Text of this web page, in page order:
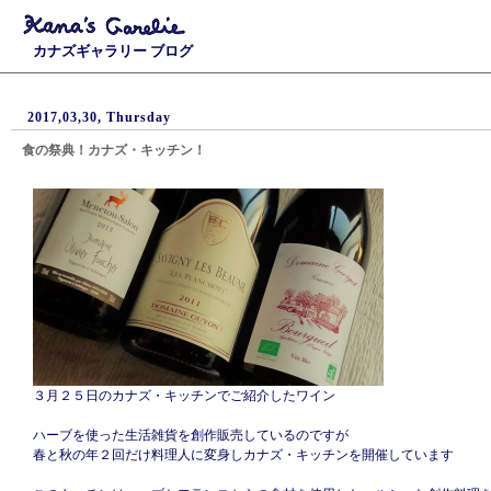
カナズギャラリー ブログ
2017,03,30, Thursday
食の祭典！カナズ・キッチン！
３月２５日のカナズ・キッチンでご紹介したワイン
ハーブを使った生活雑貨を創作販売しているのですが
春と秋の年２回だけ料理人に変身しカナズ・キッチンを開催しています